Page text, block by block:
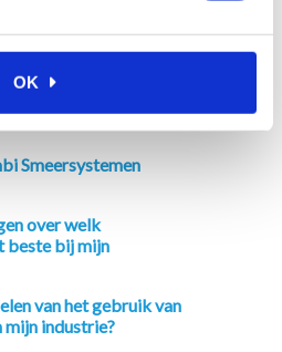
OK
Smeersystemen
over welk
beste bij mijn
van het gebruik van
mijn industrie?